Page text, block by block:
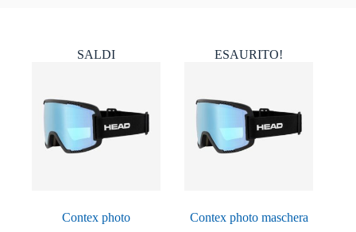
SALDI
Contex photo
ESAURITO!
Contex photo maschera